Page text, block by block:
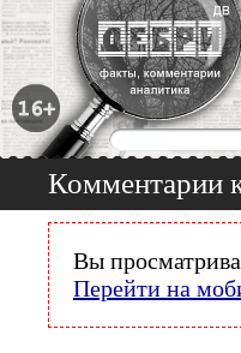
Комментарии
Вы
Перейти на